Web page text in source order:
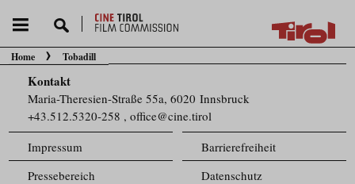
Sie befinden sich hier:
Home Tobadill
Kontakt
Maria-Theresien-Straße 55a, 6020 Innsbruck
+43.512.5320-258 ,office@cine.tirol
Impressum
Barrierefreiheit
Pressebereich
Datenschutz